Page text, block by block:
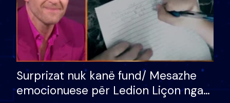
Surprizat nuk kanë fund/ Mesazhe
emocionuese për Ledion Liçon nga